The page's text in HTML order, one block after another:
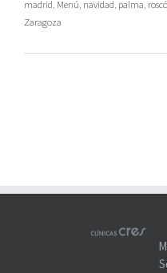
madrid, Menú, navidad, palma,
Zaragoza